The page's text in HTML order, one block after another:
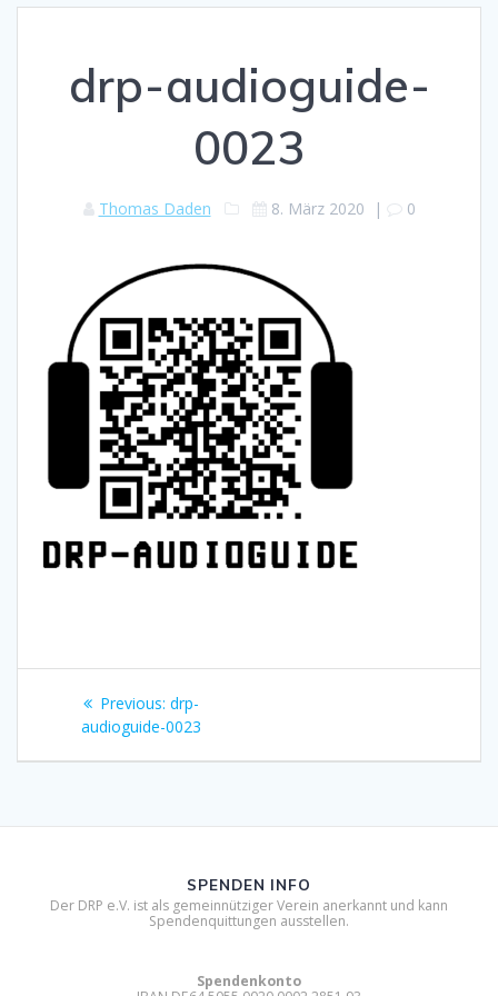
drp-audioguide-
0023
Thomas Daden 8. März 2020 | 0
Beitragsnavigation
Previous: Previous
post:
drp-
audioguide-0023
SPENDEN INFO
Der DRP e.V. ist als gemeinnütziger Verein anerkannt und kann
Spendenquittungen ausstellen.
Spendenkonto